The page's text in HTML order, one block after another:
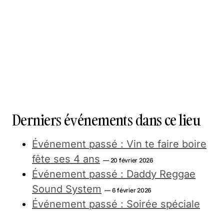
Derniers événements dans ce lieu
Événement passé : Vin te faire boire
fête ses 4 ans — 20 février 2026
Événement passé : Daddy Reggae
Sound System — 6 février 2026
Événement passé : Soirée spéciale